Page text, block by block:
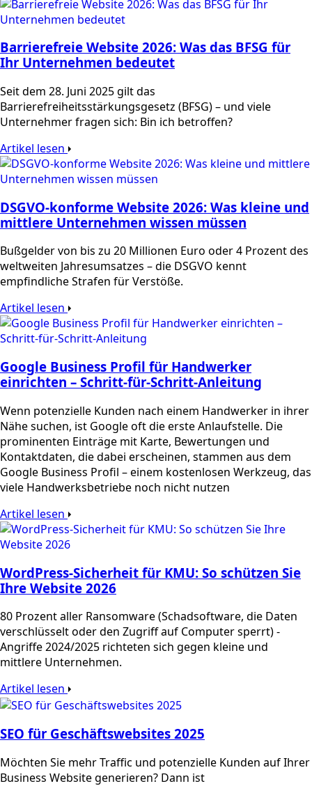
Barrierefreie Website 2026: Was das BFSG für
Ihr Unternehmen bedeutet
Seit dem 28. Juni 2025 gilt das
Barrierefreiheitsstärkungsgesetz (BFSG) – und viele
Unternehmer fragen sich: Bin ich betroffen?
Artikel lesen
DSGVO-konforme Website 2026: Was kleine und
mittlere Unternehmen wissen müssen
Bußgelder von bis zu 20 Millionen Euro oder 4 Prozent des
weltweiten Jahresumsatzes – die DSGVO kennt
empfindliche Strafen für Verstöße.
Artikel lesen
Google Business Profil für Handwerker
einrichten – Schritt-für-Schritt-Anleitung
Wenn potenzielle Kunden nach einem Handwerker in ihrer
Nähe suchen, ist Google oft die erste Anlaufstelle. Die
prominenten Einträge mit Karte, Bewertungen und
Kontaktdaten, die dabei erscheinen, stammen aus dem
Google Business Profil – einem kostenlosen Werkzeug, das
viele Handwerksbetriebe noch nicht nutzen
Artikel lesen
WordPress-Sicherheit für KMU: So schützen Sie
Ihre Website 2026
80 Prozent aller Ransomware (Schadsoftware, die Daten
verschlüsselt oder den Zugriff auf Computer sperrt) -
Angriffe 2024/2025 richteten sich gegen kleine und
mittlere Unternehmen.
Artikel lesen
SEO für Geschäftswebsites 2025
Möchten Sie mehr Traffic und potenzielle Kunden auf Ihrer
Business Website generieren? Dann ist